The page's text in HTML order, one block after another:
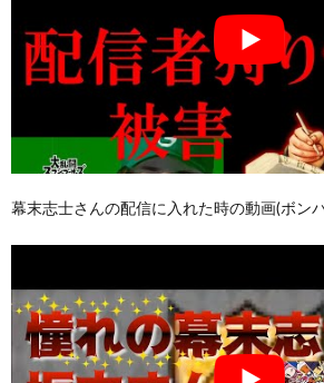
幕末志士さんの配信に入れた時の動画(ボン